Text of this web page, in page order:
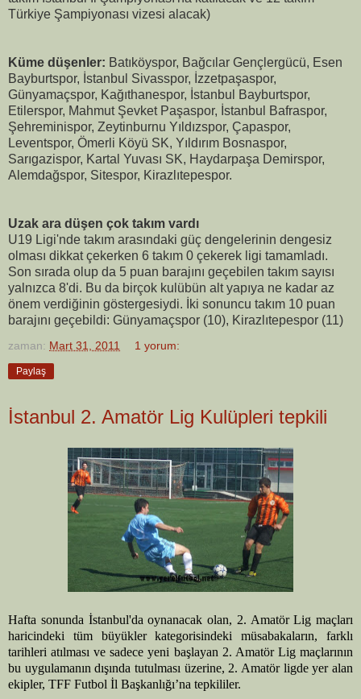
Türkiye Şampiyonası vizesi alacak)
Küme düşenler: Batıköyspor, Bağcılar Gençlergücü, Esen
Bayburtspor, İstanbul Sivasspor, İzzetpaşaspor,
Günyamaçspor, Kağıthanespor, İstanbul Bayburtspor,
Etilerspor, Mahmut Şevket Paşaspor, İstanbul Bafraspor,
Şehreminispor, Zeytinburnu Yıldızspor, Çapaspor,
Leventspor, Ömerli Köyü SK, Yıldırım Bosnaspor,
Sarıgazispor, Kartal Yuvası SK, Haydarpaşa Demirspor,
Alemdağspor, Sitespor, Kirazlıtepespor.
Uzak ara düşen çok takım vardı
U19 Ligi'nde takım arasındaki güç dengelerinin dengesiz
olması dikkat çekerken 6 takım 0 çekerek ligi tamamladı.
Son sırada olup da 5 puan barajını geçebilen takım sayısı
yalnızca 8'di. Bu da birçok kulübün alt yapıya ne kadar az
önem verdiğinin göstergesiydi. İki sonuncu takım 10 puan
barajını geçebildi: Günyamaçspor (10), Kirazlıtepespor (11)
zaman: Mart 31, 2011 1 yorum:
Paylaş
İstanbul 2. Amatör Lig Kulüpleri tepkili
Hafta sonunda İstanbul'da oynanacak olan, 2. Amatör Lig maçları
haricindeki tüm büyükler kategorisindeki müsabakaların, farklı
tarihleri atılması ve sadece yeni başlayan 2. Amatör Lig maçlarının
bu uygulamanın dışında tutulması üzerine, 2. Amatör ligde yer alan
ekipler, TFF Futbol İl Başkanlığı’na tepkililer.